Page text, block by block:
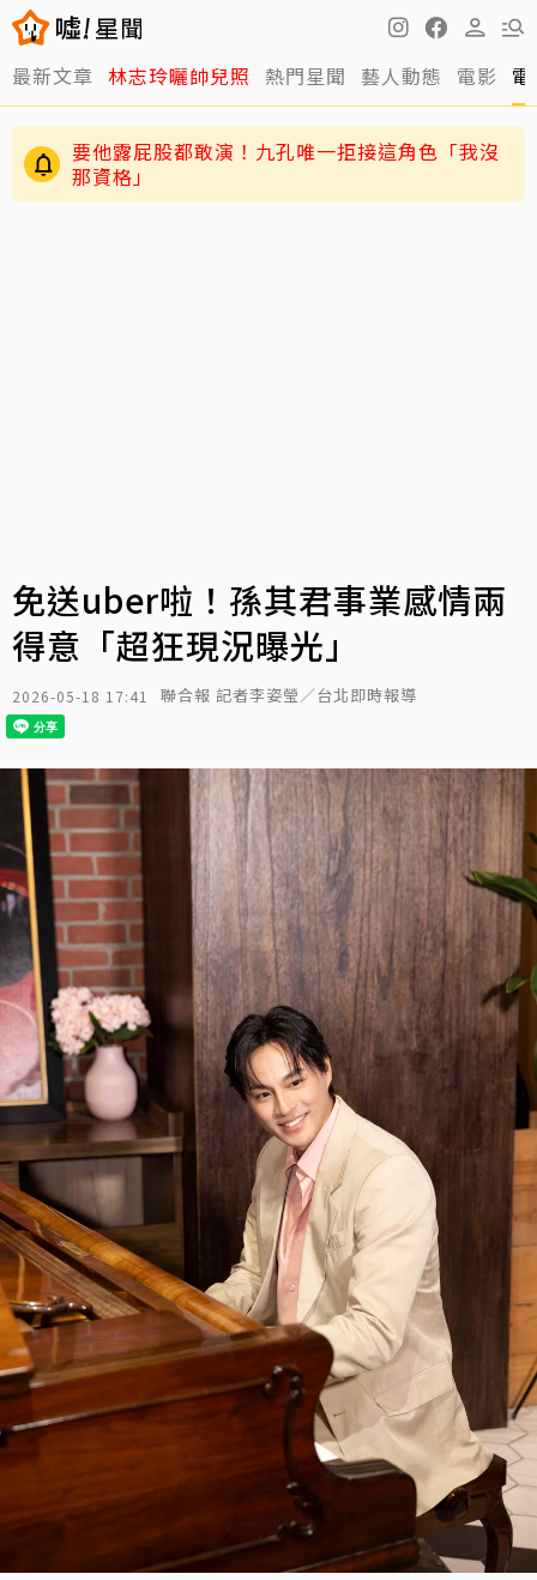
最新文章 林志玲曬帥兒照 熱門星聞 藝人動態 電影
要他露屁股都敢演！九孔唯一拒接這角色「我沒
那資格」
免送uber啦！孫其君事業感情兩
得意「超狂現況曝光」
2026-05-18 17:41 聯合報 記者李姿瑩／台北即時報導